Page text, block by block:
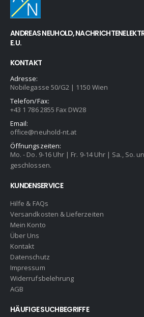
ANDREAS NEUHOLD,
E.U.
KONTAKT
Adresse:
Nobilegasse 50/G2 | 1150 Wien
Telefon/Fax:
+43 1 786 2855 Fax DW28
Email:
office@neuhold-nt.at
Öffnungszeiten:
Mo. - Do. 9-16 Uhr | Fr. 9-14 Uhr | Sa., So.
geschlossen.
KUNDENSERVICE
Hilfe & FAQs
Versandkosten & Lieferzeiten
Mein Konto
Über Uns
Kontakt
Datenschutz
Impressum
Widerrufsbelehrung
AGB
HÄUFIGE SUCHBEGRIFFE